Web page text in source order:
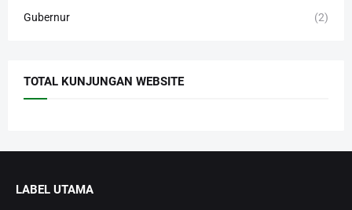
Gubernur (2)
TOTAL KUNJUNGAN WEBSITE
LABEL UTAMA